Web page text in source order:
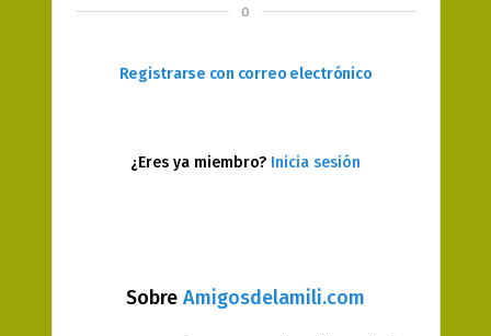
Sobre Amigosdelamili.com
o
Registrarse con correo electrónico
¿Eres ya miembro? Inicia sesión